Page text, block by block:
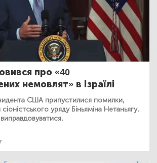
про «40
немовлят» в Ізраїлі
США припустилися помилки,
уряду Біньяміна Нетаньягу.